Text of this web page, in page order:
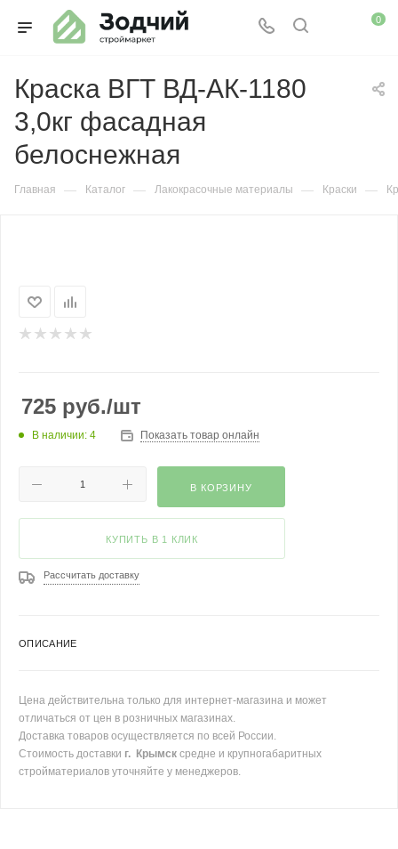
0
Краска ВГТ ВД-АК-1180
3,0кг фасадная
белоснежная
Главная — Каталог — Лакокрасочные материалы — Краски —
725 руб./шт
В наличии: 4 Показать товар онлайн
В КОРЗИНУ
КУПИТЬ В 1 КЛИК
Рассчитать доставку
ОПИСАНИЕ
Цена действительна только для интернет-магазина и может
отличаться от цен в розничных магазинах.
Доставка товаров осуществляется по всей России.
Стоимость доставки г. Крымск средне и крупногабаритных
стройматериалов уточняйте у менеджеров.